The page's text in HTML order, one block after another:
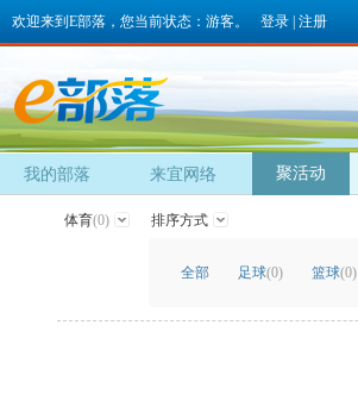
欢迎来到E部落，您当前状态：游客。 登录 注册
我的部落 来宜网络 聚活动
体育(0) 排序方式
全部 足球(0) 篮球(0)